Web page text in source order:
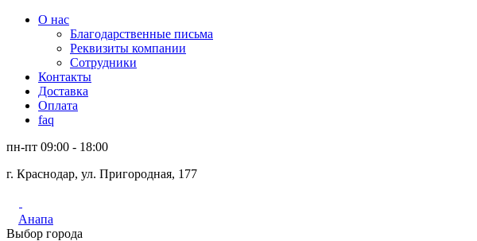
О нас
Благодарственные письма
Реквизиты компании
Сотрудники
Контакты
Доставка
Оплата
faq
пн-пт 09:00 - 18:00
г. Краснодар, ул. Пригородная, 177
Анапа
Выбор города